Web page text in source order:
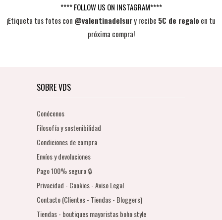
**** FOLLOW US ON INSTAGRAM****
¡Etiqueta tus fotos con @valentinadelsury recibe 5€ de regalo en tu
próxima compra!
SOBRE VDS
Conócenos
Filosofía y sostenibilidad
Condiciones de compra
Envíos y devoluciones
Pago 100% seguro 🔒
Privacidad - Cookies - Aviso Legal
Contacto (Clientes - Tiendas - Bloggers)
Tiendas - boutiques mayoristas boho style